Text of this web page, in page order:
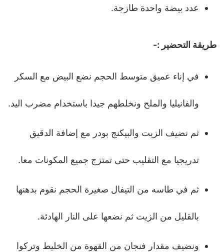
عدد بيضة واحدة طازجة.
طريقة التحضير :-
في إناء عميق متوسط الحجم نضع البيض مع السكر
والفانيليا والملح ونخلطهم جيدا باستخدام مضرب اليد.
ثم نضيف الزيت والبيكنج بودر مع إضافة الدقيق
تدريجيا مع التقليب حتى تمتزج جميع المكونات معا.
ثم في طاسه من التيفال صغيرة الحجم نقوم بدهنها
بالقليل من الزيت ثم نضعها على النار الهادئة.
ونضيف مقدار فنجان من القهوة من الخليط وتركوا